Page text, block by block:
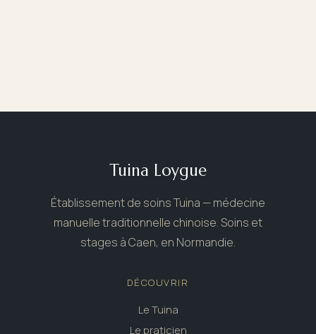
Tuina Loygue
Établissement de soins Tuina — médecine
manuelle traditionnelle chinoise. Soins et
stages à Caen, en Normandie.
DÉCOUVRIR
Le Tuina
Le praticien